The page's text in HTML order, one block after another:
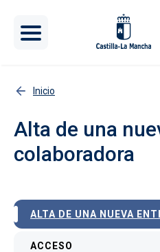
Inicio
Alta de una
colaboradora
Menú interior
ALTA DE UNA NUEVA
ACCESO